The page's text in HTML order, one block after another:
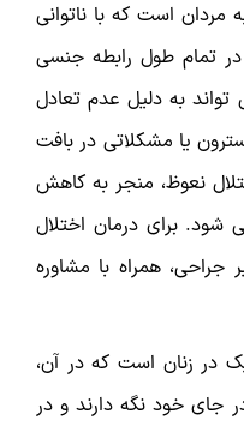
مردان است که با ناتوانی
تمام طول رابطه جنسی
به دلیل عدم تعادل
یا مشکلاتی در بافت
نعوظ، منجر به کاهش
برای درمان اختلال
همراه با مشاوره
در زنان است که در آن،
جای خود نگه دارند و در